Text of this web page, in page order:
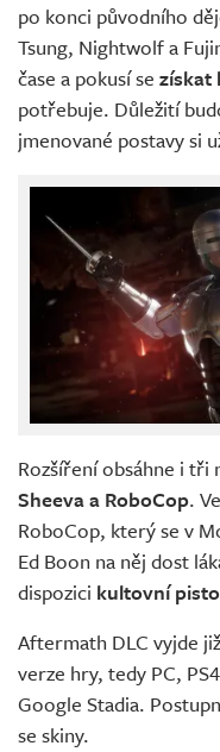
po konci původního
Tsung, Nightwolf a
čase a pokusí se získat
potřebuje. Důležití
jmenované postavy si
Rozšíření obsáhne i
Sheeva a RoboCop.
RoboCop, který se v
Ed Boon na něj dost
dispozici kultovní
Aftermath DLC vyjde již
verze hry, tedy PC,
Google Stadia.
se skiny.